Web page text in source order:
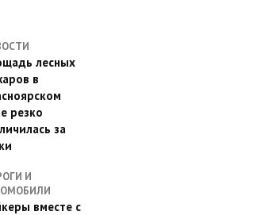
лесных
в
резко
за
И
вместе с